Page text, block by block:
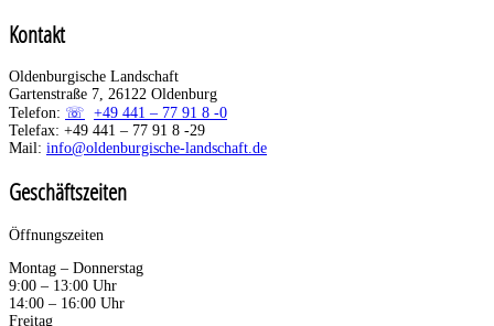
Kontakt
Oldenburgische Landschaft
Gartenstraße 7, 26122 Oldenburg
Telefon:
+49 441 – 77 91 8 -0
Telefax: +49 441 – 77 91 8 -29
Mail: info@oldenburgische-landschaft.de
Geschäftszeiten
Öffnungszeiten
Montag – Donnerstag
9:00 – 13:00 Uhr
14:00 – 16:00 Uhr
Freitag